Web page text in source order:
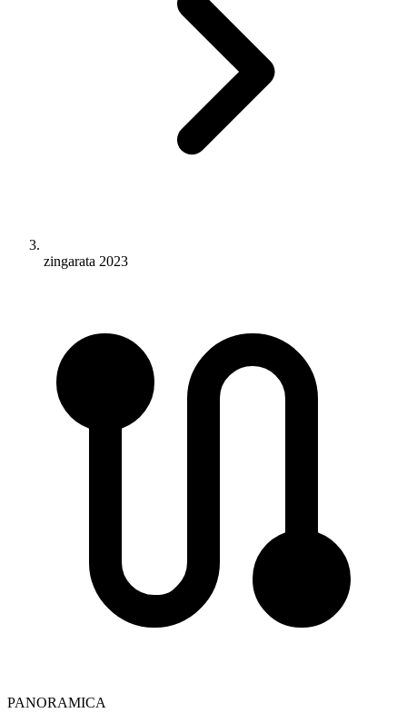
zingarata 2023
PANORAMICA